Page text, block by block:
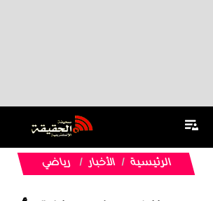
الرئيسية الأخبار رياضي